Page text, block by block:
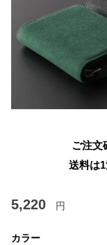
ご注文
送料は
5,220 円
カラー